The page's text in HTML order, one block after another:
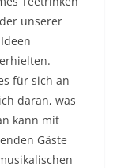
unserer
für sich an
daran, was
kann mit
Gäste